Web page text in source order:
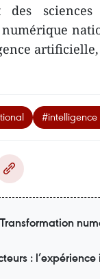
des
Transformation
: